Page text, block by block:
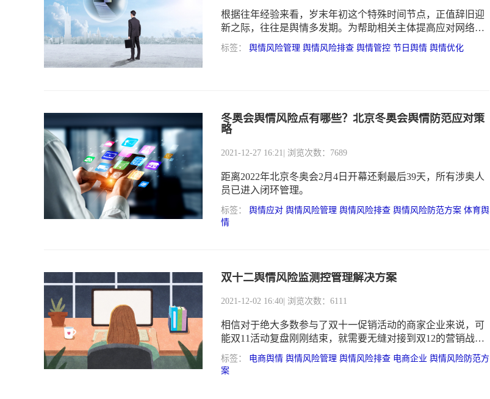
根据往年经验来看，岁末年初这个特殊时间节点，正值辞旧迎
新之际，往往是舆情多发期。为帮助相关主体提高应对网络舆
情危机的防范与处置能力，防患于未然，识微科技特整理了一
份岁末年初舆情风险管控工作解决方案，可供参考。
标签： 舆情风险管理 舆情风险排查 舆情管控 节日舆情 舆情优化
冬奥会舆情风险点有哪些？北京冬奥会舆情防范应对策
略
2021-12-27 16:21 | 浏览次数：7689
距离2022年北京冬奥会2月4日开幕还剩最后39天，所有涉奥人
员已进入闭环管理。
标签： 舆情应对 舆情风险管理 舆情风险排查 舆情风险防范方案 体育舆
情
双十二舆情风险监测控管理解决方案
2021-12-02 16:40 | 浏览次数：6111
相信对于绝大多数参与了双十一促销活动的商家企业来说，可
能双11活动复盘刚刚结束，就需要无缝对接到双12的营销战
场。其实同双十一期间一样，这个双12同样是风险与机会并
存。一方面是努力完成年度KPI不容错过的最佳时机，另一方
标签： 电商舆情 舆情风险管理 舆情风险排查 电商企业 舆情风险防范方
案